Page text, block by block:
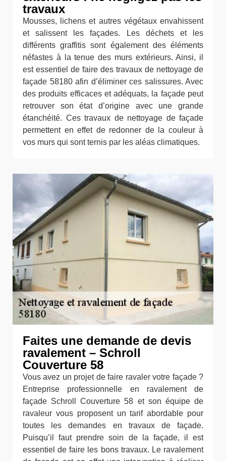
travaux
Mousses, lichens et autres végétaux envahissent
et salissent les façades. Les déchets et les
différents graffitis sont également des éléments
néfastes à la tenue des murs extérieurs. Ainsi, il
est essentiel de faire des travaux de nettoyage de
façade 58180 afin d’éliminer ces salissures. Avec
des produits efficaces et adéquats, la façade peut
retrouver son état d’origine avec une grande
étanchéité. Ces travaux de nettoyage de façade
permettent en effet de redonner de la couleur à
vos murs qui sont ternis par les aléas climatiques.
Faites une demande de devis
ravalement – Schroll
Couverture 58
Vous avez un projet de faire ravaler votre façade ?
Entreprise professionnelle en ravalement de
façade Schroll Couverture 58 et son équipe de
ravaleur vous proposent un tarif abordable pour
toutes les demandes en travaux de façade.
Puisqu’il faut prendre soin de la façade, il est
essentiel de faire les bons travaux. Le ravalement